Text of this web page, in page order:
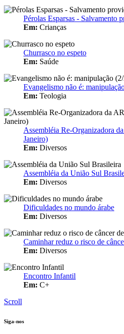
Pérolas Esparsas - Salvamento
Em: Crianças
Churrasco no espeto
Em: Saúde
Evangelismo não é:
Em: Teologia
Assembléia Re-Organizadora
Janeiro)
Em: Diversos
Assembléia da União Sul
Em: Diversos
Dificuldades no mundo árabe
Em: Diversos
Caminhar reduz o risco de
Em: Diversos
Encontro Infantil
Em: C+
Scroll
Siga-nos